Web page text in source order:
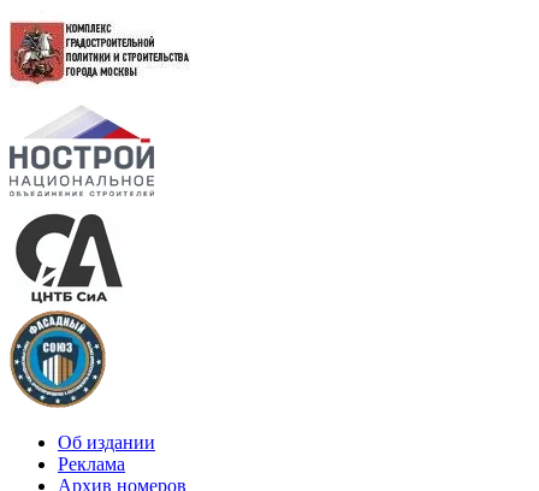
Об издании
Реклама
Архив номеров